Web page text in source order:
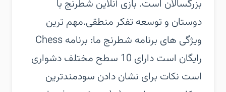
بزرگسالان است. بازی آنلاین شطرنج با
دوستان و توسعه تفکر منطقی.‏مهم ترین
ویژگی های برنامه شطرنج ما:‏ برنامه Chess
رایگان است‏ دارای 10 سطح مختلف دشواری
است‏ نکات برای نشان دادن سودمندترین